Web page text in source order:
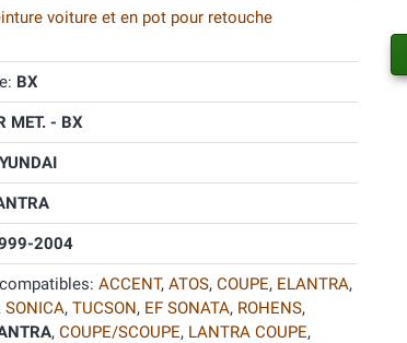
voiture et en pot pour retouche
BX
MET. - BX
2004
ACCENT, ATOS, COUPE, ELANTRA,
SONICA, TUCSON, EF SONATA, ROHENS,
, COUPE/SCOUPE, LANTRA COUPE,